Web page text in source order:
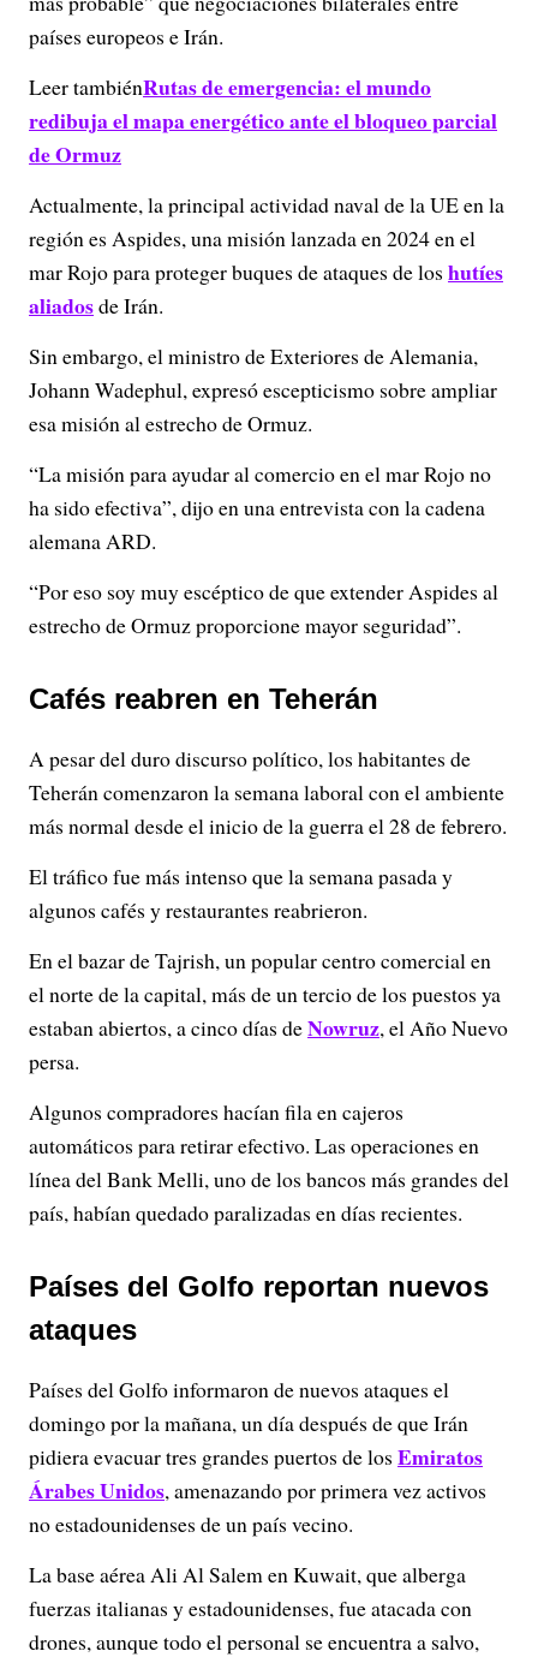
países europeos e Irán.
Leer tambiénRutas de emergencia: el mundo
redibuja el mapa energético ante el bloqueo parcial
de Ormuz
Actualmente, la principal actividad naval de la UE en la
región es Aspides, una misión lanzada en 2024 en el
mar Rojo para proteger buques de ataques de los hutíes
aliadosde Irán.
Sin embargo, el ministro de Exteriores de Alemania,
Johann Wadephul, expresó escepticismo sobre ampliar
esa misión al estrecho de Ormuz.
“La misión para ayudar al comercio en el mar Rojo no
ha sido efectiva”, dijo en una entrevista con la cadena
alemana ARD.
“Por eso soy muy escéptico de que extender Aspides al
estrecho de Ormuz proporcione mayor seguridad”.
Cafés reabren en Teherán
A pesar del duro discurso político, los habitantes de
Teherán comenzaron la semana laboral con el ambiente
más normal desde el inicio de la guerra el 28 de febrero.
El tráfico fue más intenso que la semana pasada y
algunos cafés y restaurantes reabrieron.
En el bazar de Tajrish, un popular centro comercial en
el norte de la capital, más de un tercio de los puestos ya
estaban abiertos, a cinco días deNowruz, el Año Nuevo
persa.
Algunos compradores hacían fila en cajeros
automáticos para retirar efectivo. Las operaciones en
línea del Bank Melli, uno de los bancos más grandes del
país, habían quedado paralizadas en días recientes.
Países del Golfo reportan nuevos
ataques
Países del Golfo informaron de nuevos ataques el
domingo por la mañana, un día después de que Irán
pidiera evacuar tres grandes puertos de los Emiratos
Árabes Unidos, amenazando por primera vez activos
no estadounidenses de un país vecino.
La base aérea Ali Al Salem en Kuwait, que alberga
fuerzas italianas y estadounidenses, fue atacada con
drones, aunque todo el personal se encuentra a salvo,